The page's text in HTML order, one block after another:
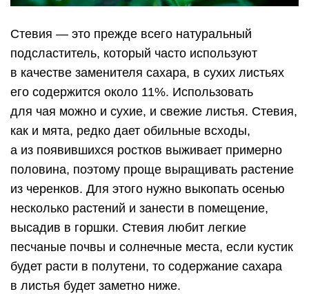
Стевия — это прежде всего натуральный
подсластитель, который часто используют
в качестве заменителя сахара, в сухих листьях
его содержится около 11%. Использовать
для чая можно и сухие, и свежие листья. Стевия,
как и мята, редко дает обильные всходы,
а из появившихся ростков выживает примерно
половина, поэтому проще выращивать растение
из черенков. Для этого нужно выкопать осенью
несколько растений и занести в помещение,
высадив в горшки. Стевия любит легкие
песчаные почвы и солнечные места, если кустик
будет расти в полутени, то содержание сахара
в листья будет заметно ниже.